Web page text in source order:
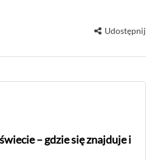
Udostępnij
– gdzie się znajduje i